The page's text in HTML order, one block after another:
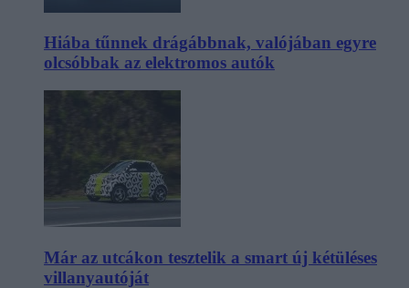
Hiába tűnnek drágábbnak, valójában egyre
olcsóbbak az elektromos autók
Már az utcákon tesztelik a smart új kétüléses
villanyautóját